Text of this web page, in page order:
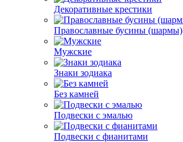
Декоративные крестики
Православные бусины (шармы)
Мужские
Знаки зодиака
Без камней
Подвески с эмалью
Подвески с фианитами